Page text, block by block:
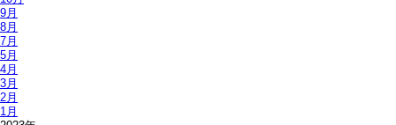
9月
8月
7月
5月
4月
3月
2月
1月